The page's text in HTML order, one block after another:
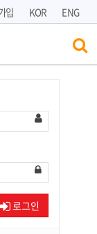
입 KOR ENG
로그인